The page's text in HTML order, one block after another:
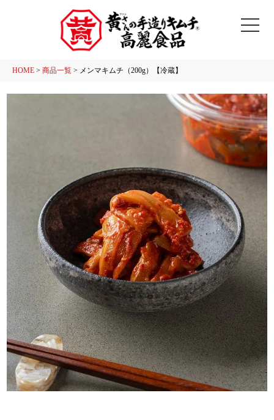
検索
HOME 商品一覧 メンマキムチ（200g）【冷蔵】